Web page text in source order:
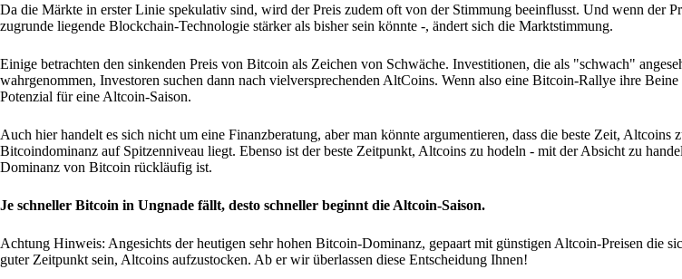
Da die Märkte in erster Linie spekulativ sind, wird der Preis zudem oft von der Stimmung beeinflusst. Und wenn der
zugrunde liegende Blockchain-Technologie stärker als bisher sein könnte -, ändert sich die Marktstimmung.
Einige betrachten den sinkenden Preis von Bitcoin als Zeichen von Schwäche. Investitionen, die als "schwach"
wahrgenommen, Investoren suchen dann nach vielversprechenden AltCoins. Wenn also eine Bitcoin-Rallye ihre
Potenzial für eine Altcoin-Saison.
Auch hier handelt es sich nicht um eine Finanzberatung, aber man könnte argumentieren, dass die beste Zeit, Altcoins
Bitcoindominanz auf Spitzenniveau liegt. Ebenso ist der beste Zeitpunkt, Altcoins zu hodeln - mit der Absicht zu
Dominanz von Bitcoin rückläufig ist.
Je schneller Bitcoin in Ungnade fällt, desto schneller beginnt die Altcoin-Saison.
Achtung Hinweis: Angesichts der heutigen sehr hohen Bitcoin-Dominanz, gepaart mit günstigen Altcoin-Preisen die
guter Zeitpunkt sein, Altcoins aufzustocken. Ab er wir überlassen diese Entscheidung Ihnen!